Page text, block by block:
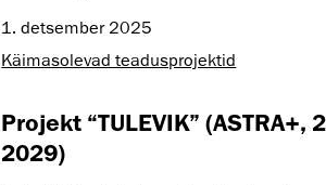
1. detsember 2025
Käimasolevad teadusprojektid
Projekt “TULEVIK” (ASTRA+,
2029)